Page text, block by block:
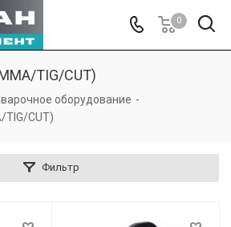
0
TIG/CUT)
оборудование -
TIG/CUT)
Фильтр